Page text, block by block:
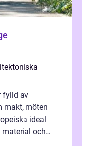
fylld av
makt, möten
ideal
och